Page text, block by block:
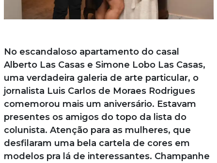
No escandaloso apartamento do casal
Alberto Las Casas e Simone Lobo Las Casas,
uma verdadeira galeria de arte particular, o
jornalista Luis Carlos de Moraes Rodrigues
comemorou mais um aniversário. Estavam
presentes os amigos do topo da lista do
colunista. Atenção para as mulheres, que
desfilaram uma bela cartela de cores em
modelos pra lá de interessantes. Champanhe